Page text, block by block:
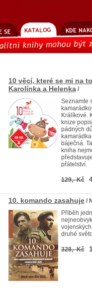
10 věcí, které se mi na
Karolínka a Helenka/
Seznamte
Králíkové.
knize
pádných
báječná.
kniha
přátelství.
129,- Kč
10. komando zasahuje/
Příběh
druhé
328,- Kč